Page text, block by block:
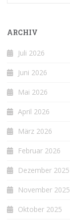
ARCHIV
Juli 2026
Juni 2026
Mai 2026
April 2026
März 2026
Februar 2026
Dezember 2025
November 2025
Oktober 2025